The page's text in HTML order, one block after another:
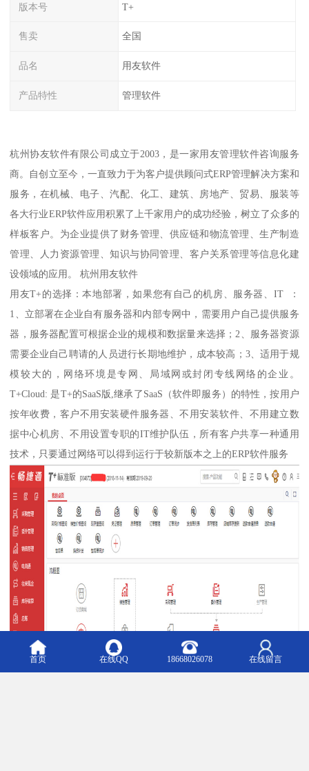
版本号 T+
售卖 全国
品名 用友软件
产品特性 管理软件
杭州协友软件有限公司成立于2003，是一家用友管理软件咨询服务
商。自创立至今，一直致力于为客户提供顾问式ERP管理解决方案和
服务，在机械、电子、汽配、化工、建筑、房地产、贸易、服装等
各大行业ERP软件应用积累了上千家用户的成功经验，树立了众多的
样板客户。为企业提供了财务管理、供应链和物流管理、生产制造
管理、人力资源管理、知识与协同管理、客户关系管理等信息化建
设领域的应用。 杭州用友软件
用友T+的选择：本地部署，如果您有自己的机房、服务器、IT ：
1、立部署在企业自有服务器和内部专网中，需要用户自己提供服务
器，服务器配置可根据企业的规模和数据量来选择；2、服务器资源
需要企业自己聘请的人员进行长期地维护，成本较高；3、适用于规
模较大的，网络环境是专网、局域网或封闭专线网络的企业。
T+Cloud: 是T+的SaaS版,继承了SaaS（软件即服务）的特性，按用户
按年收费，客户不用安装硬件服务器、不用安装软件、不用建立数
据中心机房、不用设置专职的IT维护队伍，所有客户共享一种通用
技术，只要通过网络可以得到运行于较新版本之上的ERP软件服务
首页 在线QQ 18668026078 在线留言